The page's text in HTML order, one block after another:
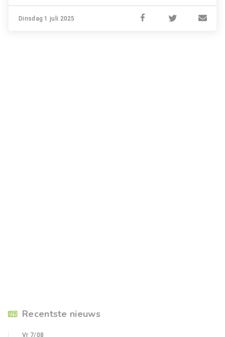
Dinsdag 1 juli 2025
Recentste nieuws
Vr 7/08